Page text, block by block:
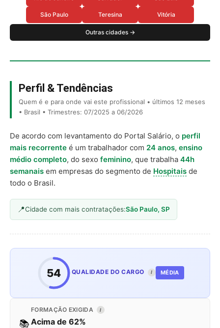
São Paulo Teresina Vitória
Outras cidades →
Perfil & Tendências
Quem é e para onde vai este profissional • últimos 12 meses
• Brasil • Trimestres: 07/2025 a 06/2026
De acordo com levantamento do Portal Salário, o perfil
mais recorrente é um trabalhador com 24 anos, ensino
médio completo, do sexo feminino, que trabalha 44h
semanais em empresas do segmento de Hospitais de
todo o Brasil.
Cidade com mais contratações:São Paulo, SP
54 QUALIDADE DO CARGO I MÉDIA
📚
FORMAÇÃO EXIGIDA I
Acima de 62%